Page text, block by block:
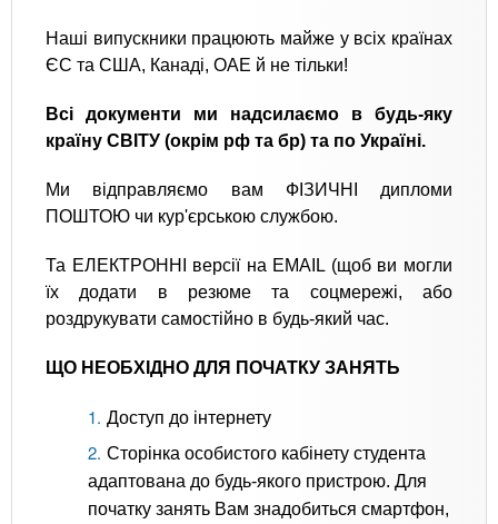
Наші випускники працюють майже у всіх країнах
ЄС та США, Канаді, ОАЕ й не тільки!
Всі документи ми надсилаємо в будь-яку
країну СВІТУ (окрім рф та бр) та по Україні.
Ми відправляємо вам ФІЗИЧНІ дипломи
ПОШТОЮ чи кур'єрською службою.
Та ЕЛЕКТРОННІ версії на EMAIL (щоб ви могли
їх додати в резюме та соцмережі, або
роздрукувати самостійно в будь-який час.
ЩО НЕОБХІДНО ДЛЯ ПОЧАТКУ ЗАНЯТЬ
Доступ до інтернету
Сторінка особистого кабінету студента
адаптована до будь-якого пристрою. Для
початку занять Вам знадобиться смартфон,